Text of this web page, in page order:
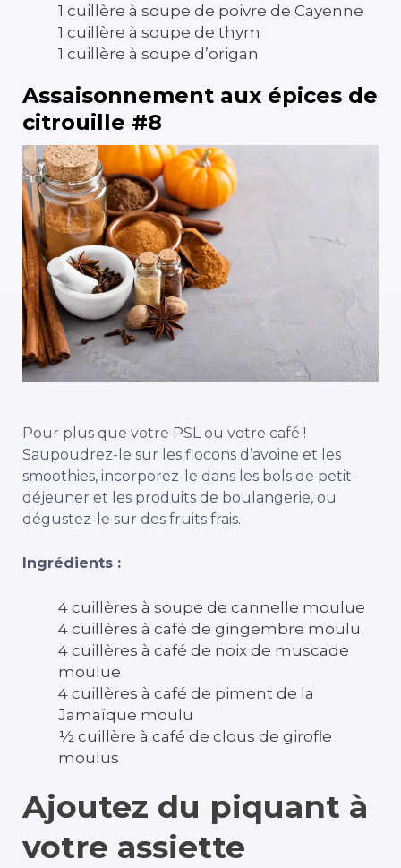
1 cuillère à soupe de poivre de Cayenne
1 cuillère à soupe de thym
1 cuillère à soupe d’origan
Assaisonnement aux épices de
citrouille #8
Pour plus que votre PSL ou votre café !
Saupoudrez-le sur les flocons d’avoine et les
smoothies, incorporez-le dans les bols de petit-
déjeuner et les produits de boulangerie, ou
dégustez-le sur des fruits frais.
Ingrédients :
4 cuillères à soupe de cannelle moulue
4 cuillères à café de gingembre moulu
4 cuillères à café de noix de muscade
moulue
4 cuillères à café de piment de la
Jamaïque moulu
½ cuillère à café de clous de girofle
moulus
Ajoutez du piquant à
votre assiette